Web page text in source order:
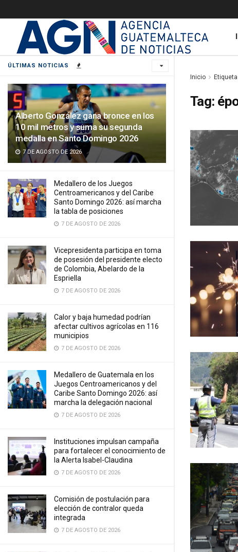
ÚLTIMAS NOTICIAS
Alberto González gana bronce en los
10 mil metros y suma su segunda
medalla en Santo Domingo 2026
7 DE AGOSTO DE 2026
Medallero de los Juegos
Centroamericanos y del Caribe
Santo Domingo 2026: así marcha
la tabla de posiciones
7 DE AGOSTO DE 2026
Vicepresidenta participa en toma
de posesión del presidente electo
de Colombia, Abelardo de la
Espriella
7 DE AGOSTO DE 2026
Calor y baja humedad podrían
afectar cultivos agrícolas en 116
municipios
7 DE AGOSTO DE 2026
Medallero de Guatemala en los
Juegos Centroamericanos y del
Caribe Santo Domingo 2026: así
marcha la delegación nacional
7 DE AGOSTO DE 2026
Instituciones impulsan campaña
para fortalecer el conocimiento de
la Alerta Isabel-Claudina
7 DE AGOSTO DE 2026
Comisión de postulación para
elección de contralor queda
integrada
7 DE AGOSTO DE 2026
Inicio Etiqueta
Tag: